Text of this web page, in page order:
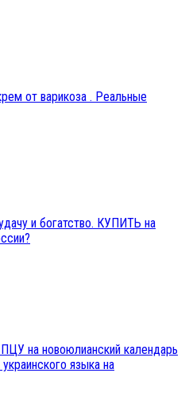
от варикоза . Реальные
и богатство. КУПИТЬ на
на новоюлианский календарь
языка на